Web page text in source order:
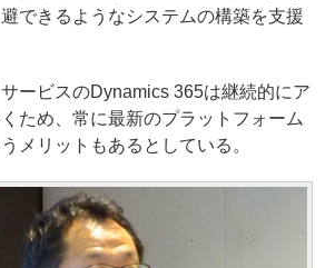
できるようなシステムの構築を支援
ービスのDynamics 365は継続的にア
ため、常に最新のプラットフォーム
メリットもあるとしている。